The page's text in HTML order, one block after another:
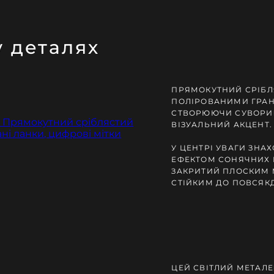
деталях
ПРЯМОКУТНИЙ
ПОЛІРОВАНИМИ
СТВОРЮЮЧИ
ВІЗУАЛЬНИЙ АКЦЕНТ.
У ЦЕНТРІ УВАГИ
ЕФЕКТОМ СОНЯЧНИХ
ЗАКРИТИЙ ПЛОСКИМ
СТІЙКИМ ДО
ЦЕЙ СВІТЛИЙ